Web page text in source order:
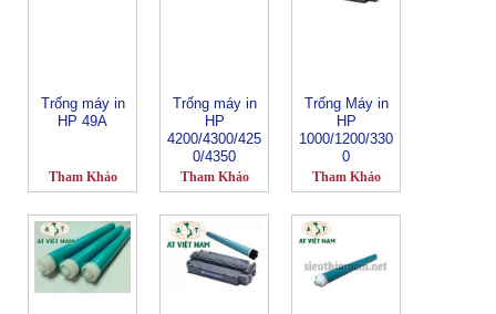
Trống máy in
HP 49A
Tham Khảo
Trống máy in
HP
4200/4300/425
0/4350
Tham Khảo
Trống Máy in
HP
1000/1200/330
0
Tham Khảo